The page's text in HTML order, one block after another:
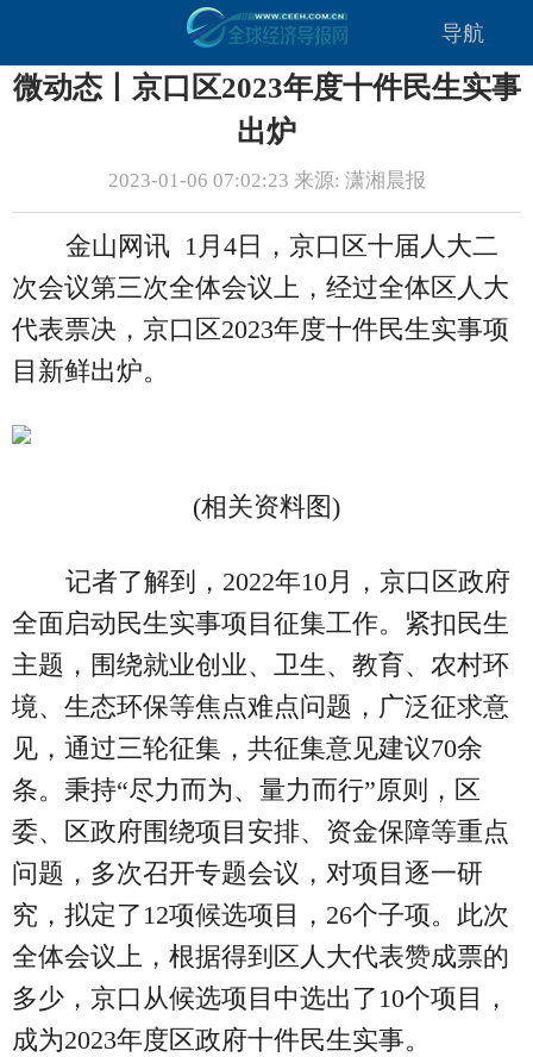
导航
微动态丨京口区2023年度十件民生实事
出炉
2023-01-06 07:02:23 来源: 潇湘晨报
金山网讯 1月4日，京口区十届人大二
次会议第三次全体会议上，经过全体区人大
代表票决，京口区2023年度十件民生实事项
目新鲜出炉。
(相关资料图)
记者了解到，2022年10月，京口区政府
全面启动民生实事项目征集工作。紧扣民生
主题，围绕就业创业、卫生、教育、农村环
境、生态环保等焦点难点问题，广泛征求意
见，通过三轮征集，共征集意见建议70余
条。秉持“尽力而为、量力而行”原则，区
委、区政府围绕项目安排、资金保障等重点
问题，多次召开专题会议，对项目逐一研
究，拟定了12项候选项目，26个子项。此次
全体会议上，根据得到区人大代表赞成票的
多少，京口从候选项目中选出了10个项目，
成为2023年度区政府十件民生实事。